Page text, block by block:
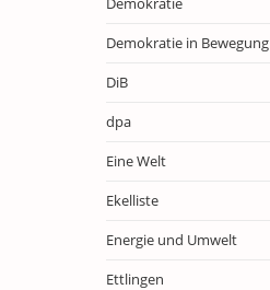
Demokratie in Bewegung
DiB
dpa
Eine Welt
Ekelliste
Energie und Umwelt
Ettlingen